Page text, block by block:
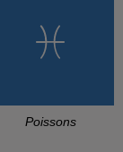
Poissons